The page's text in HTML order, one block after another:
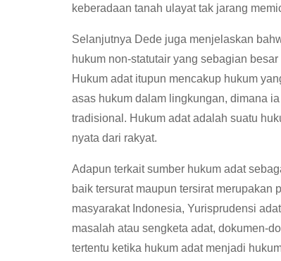
keberadaan tanah ulayat tak jarang
Selanjutnya Dede juga menjelaskan
hukum non-statutair yang sebagian
Hukum adat itupun mencakup hukum
asas hukum dalam lingkungan, dimana
tradisional. Hukum adat adalah suatu
nyata dari rakyat.
Adapun terkait sumber hukum adat
baik tersurat maupun tersirat
masyarakat Indonesia, Yurisprudensi
masalah atau sengketa adat, dokumen-
tertentu ketika hukum adat menjadi